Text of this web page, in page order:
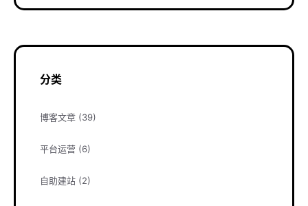
分类
博客文章 (39)
平台运营 (6)
自助建站 (2)